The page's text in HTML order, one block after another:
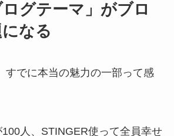
グテーマ」がブロ
なる
すでに本当の魅力の一部って感
人、STINGER使って全員幸せ